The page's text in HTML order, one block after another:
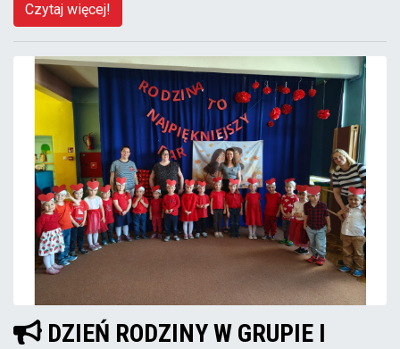
Czytaj więcej!
DZIEŃ RODZINY W GRUPIE I